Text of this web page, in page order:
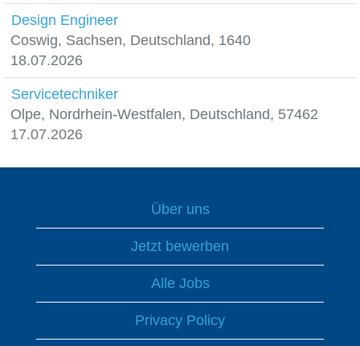
Design Engineer
Coswig, Sachsen, Deutschland, 1640
18.07.2026
Servicetechniker
Olpe, Nordrhein-Westfalen, Deutschland, 57462
17.07.2026
Über uns
Jetzt bewerben
Alle Jobs
Privacy Policy